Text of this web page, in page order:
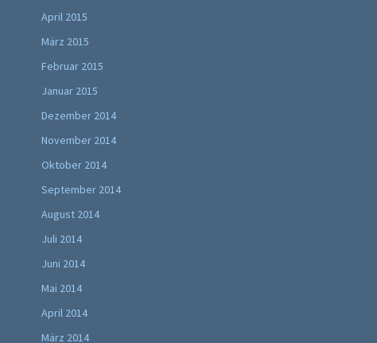
April 2015
März 2015
Februar 2015
Januar 2015
Dezember 2014
November 2014
Oktober 2014
September 2014
August 2014
Juli 2014
Juni 2014
Mai 2014
April 2014
März 2014